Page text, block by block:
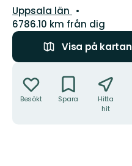
Län:
Uppsala län
6786.10 km från dig
Visa på kartan
Besökt Spara
Hitta
hit